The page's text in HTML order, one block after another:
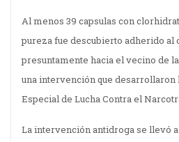
Al menos 39 capsulas con
pureza fue descubierto adherido al
presuntamente hacia el vecino de
una intervención que
Especial de Lucha Contra el
La intervención antidroga se llevó